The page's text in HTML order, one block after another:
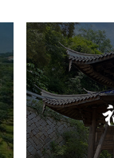
旅游休闲